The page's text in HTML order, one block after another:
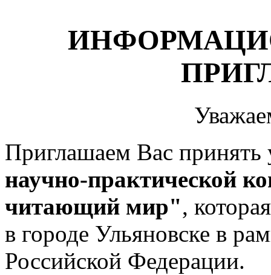
Приглашаем Вас принять
научно-практической
читающий мир",
в городе Ульяновске в
Российской Федерации.